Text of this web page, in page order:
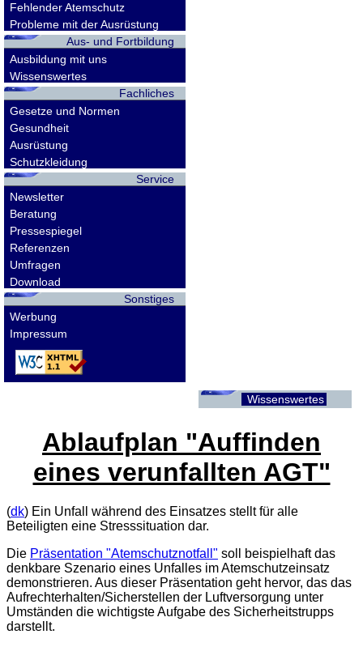
Fehlender Atemschutz
Probleme mit der Ausrüstung
Aus- und Fortbildung
Ausbildung mit uns
Wissenswertes
Fachliches
Gesetze und Normen
Gesundheit
Ausrüstung
Schutzkleidung
Service
Newsletter
Beratung
Pressespiegel
Referenzen
Umfragen
Download
Sonstiges
Werbung
Impressum
Wissenswertes
Ablaufplan "Auffinden
eines verunfallten AGT"
(dk) Ein Unfall während des Einsatzes stellt für alle
Beteiligten eine Stresssituation dar.
Die Präsentation "Atemschutznotfall" soll beispielhaft das
denkbare Szenario eines Unfalles im Atemschutzeinsatz
demonstrieren. Aus dieser Präsentation geht hervor, das das
Aufrechterhalten/Sicherstellen der Luftversorgung unter
Umständen die wichtigste Aufgabe des Sicherheitstrupps
darstellt.